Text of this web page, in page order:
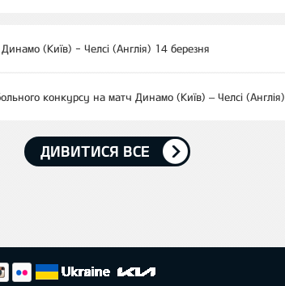
Динамо (Київ) - Челсі (Англія) 14 березня
конкурсу на матч Динамо (Київ) – Челсі (Англія)
ДИВИТИСЯ ВСЕ